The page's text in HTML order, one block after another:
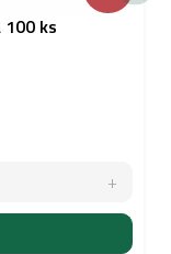
100 ks